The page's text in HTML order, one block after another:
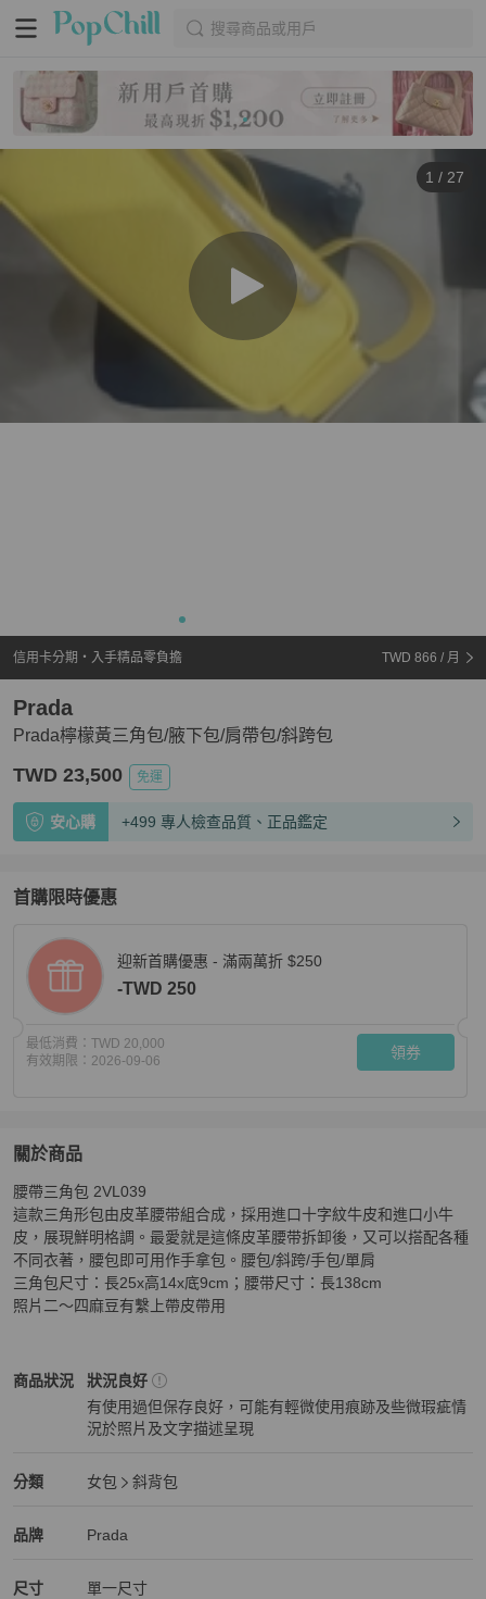
搜尋商品或用戶
1 / 27
信用卡分期・入手精品零負擔 TWD 866 / 月
Prada檸檬黃三角包/腋下包/肩帶包/斜跨包
Prada
TWD 23,500 免運
安心購 +499 專人檢查品質、正品鑑定
首購限時優惠
迎新首購優惠 - 滿兩萬折 $250
-TWD 250
最低消費： TWD 20,000
有效期限： 2026-09-06 領券
關於商品
關於Prada檸檬黃三角包/腋下包/肩帶包/斜跨包
腰帶三角包 2VL039
這款三角形包由皮革腰带組合成，採用進口十字紋牛皮和進口小牛
皮，展現鮮明格調。最愛就是這條皮革腰带拆卸後，又可以搭配各種
不同衣著，腰包即可用作手拿包。腰包/斜跨/手包/單肩
三角包尺寸：長25x高14x底9cm；腰带尺寸：長138cm
照片二～四麻豆有繫上帶皮帶用
商品狀況
Prada女包 商品狀態與細節
狀況良好
有使用過但保存良好，可能有輕微使用痕跡及些微瑕疵情
況於照片及文字描述呈現
分類
Prada 分類資訊
女包
斜背包
品牌
Prada 女包品牌介紹
Prada
Prada 推薦清單
尺寸 單一尺寸